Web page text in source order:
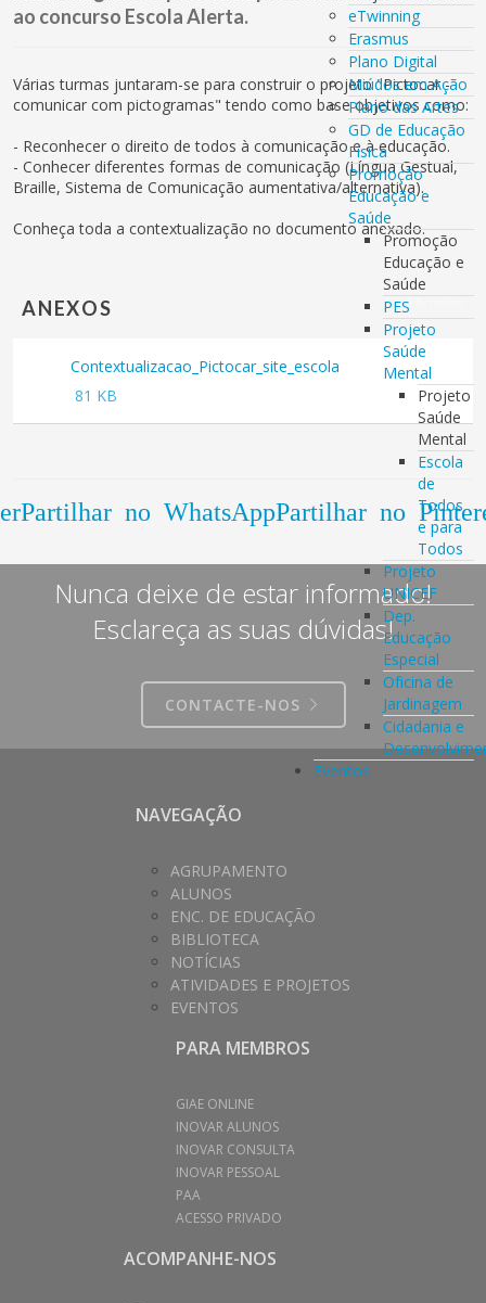
eTwinning
Erasmus
Plano Digital
Miúdos em Ação
Plano das Artes
GD de Educação
Física
Promoção
Educação e
Saúde
Promoção
Educação e
Saúde
PES
Projeto
Saúde
Mental
Projeto
Saúde
Mental
Escola
de
Todos
e para
Todos
Projeto
UNICEF
Dep.
Educação
Especial
Oficina de
Jardinagem
Cidadania e
Eventos
ao concurso Escola Alerta.
Várias turmas juntaram-se para construir o projeto "Pictocar -
comunicar com pictogramas" tendo como base objetivos como:
- Reconhecer o direito de todos à comunicação e à educação.
- Conhecer diferentes formas de comunicação (Língua Gestual,
Braille, Sistema de Comunicação aumentativa/alternativa).
Conheça toda a contextualização no documento anexado.
ANEXOS 1 ficheiros
Contextualizacao_Pictocar_site_escola
81 KB
Partilhar no WhatsAppPartilhar no
Nunca deixe de estar informado!
Esclareça as suas dúvidas!
CONTACTE-NOS
NAVEGAÇÃO
AGRUPAMENTO
ALUNOS
ENC. DE EDUCAÇÃO
BIBLIOTECA
NOTÍCIAS
ATIVIDADES E PROJETOS
EVENTOS
PARA MEMBROS
GIAE ONLINE
INOVAR ALUNOS
INOVAR CONSULTA
INOVAR PESSOAL
PAA
ACESSO PRIVADO
ACOMPANHE-NOS